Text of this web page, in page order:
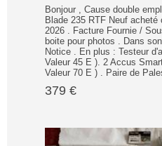
Bonjour , Cause double
Blade 235 RTF Neuf acheté
2026 . Facture Fournie /
boite pour photos . Dans
Notice . En plus : Testeur
Valeur 45 E ). 2 Accus
Valeur 70 E ) . Paire de
379 €